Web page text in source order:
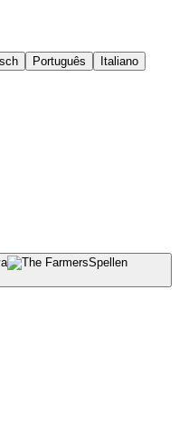
Português
Italiano
Spellen